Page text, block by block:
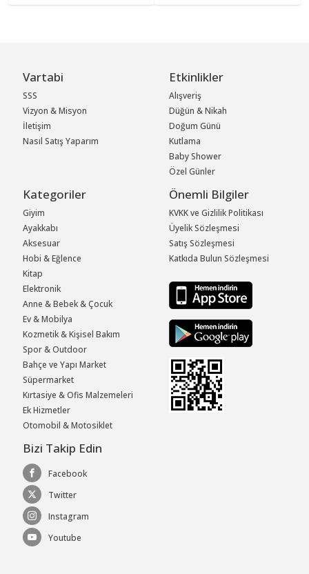
Vartabi
SSS
Vizyon & Misyon
İletişim
Nasıl Satış Yaparım
Etkinlikler
Alışveriş
Düğün & Nikah
Doğum Günü
Kutlama
Baby Shower
Özel Günler
Kategoriler
Giyim
Ayakkabı
Aksesuar
Hobi & Eğlence
Kitap
Elektronik
Anne & Bebek & Çocuk
Ev & Mobilya
Kozmetik & Kişisel Bakım
Spor & Outdoor
Bahçe ve Yapı Market
Süpermarket
Kırtasiye & Ofis Malzemeleri
Ek Hizmetler
Otomobil & Motosiklet
Önemli Bilgiler
KVKK ve Gizlilik Politikası
Üyelik Sözleşmesi
Satış Sözleşmesi
Katkıda Bulun Sözleşmesi
Bizi Takip Edin
Facebook
Twitter
Instagram
Youtube